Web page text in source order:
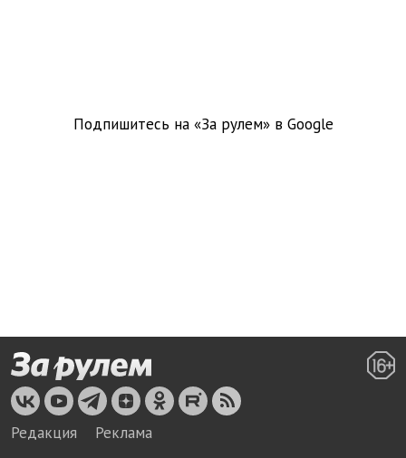
Подпишитесь на «За рулем» в Google
Редакция
Реклама